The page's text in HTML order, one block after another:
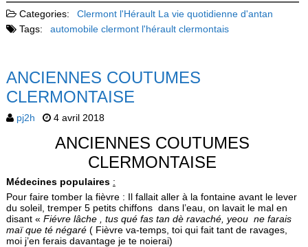
Categories: Clermont l'Hérault La vie quotidienne d'antan
Tags:
automobile clermont l'hérault clermontais
ANCIENNES COUTUMES
CLERMONTAISE
pj2h 4 avril 2018
ANCIENNES COUTUMES
CLERMONTAISE
Médecines populaires :
Pour faire tomber la fièvre : Il fallait aller à la fontaine avant le lever
du soleil, tremper 5 petits chiffons dans l’eau, on lavait le mal en
disant « Fiévre lâche , tus qué fas tan dè ravaché, yeou ne farais
maï que té négaré( Fièvre va-temps, toi qui fait tant de ravages,
moi j’en ferais davantage je te noierai)